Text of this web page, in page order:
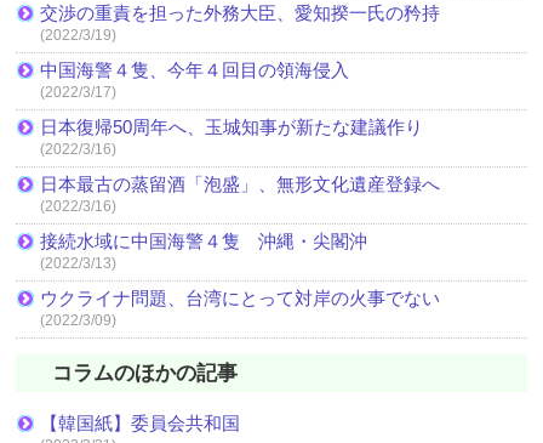
交渉の重責を担った外務大臣、愛知揆一氏の矜持
(2022/3/19)
中国海警４隻、今年４回目の領海侵入
(2022/3/17)
日本復帰50周年へ、玉城知事が新たな建議作り
(2022/3/16)
日本最古の蒸留酒「泡盛」、無形文化遺産登録へ
(2022/3/16)
接続水域に中国海警４隻 沖縄・尖閣沖
(2022/3/13)
ウクライナ問題、台湾にとって対岸の火事でない
(2022/3/09)
コラムのほかの記事
【韓国紙】委員会共和国